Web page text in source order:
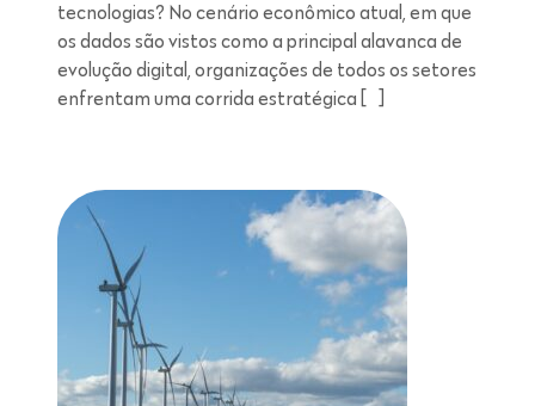
tecnologias? No cenário econômico atual, em que
os dados são vistos como a principal alavanca de
evolução digital, organizações de todos os setores
enfrentam uma corrida estratégica […]